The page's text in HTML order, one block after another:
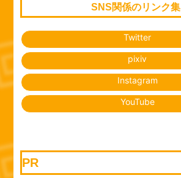
SNS関係のリンク集
Twitter
pixiv
Instagram
YouTube
PR